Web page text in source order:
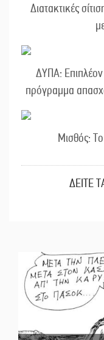
Διατακτικές
ΔΥΠΑ: Επιπλέον
πρόγραμμα
Μισθός:
ΔΕΙΤΕ